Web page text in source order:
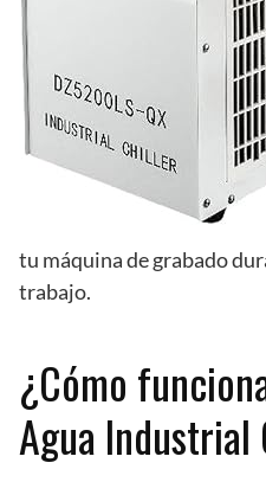
tu máquina de grabado
trabajo.
¿Cómo
Agua